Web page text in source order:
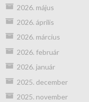
2026. május
2026. április
2026. március
2026. február
2026. január
2025. december
2025. november